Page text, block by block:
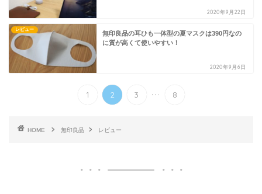
2020年9月22日
レビュー
無印良品の耳ひも一体型の夏マスクは390円なの
に質が高くて使いやすい！
2020年9月6日
1 2 3 ... 8
HOME 無印良品 レビュー